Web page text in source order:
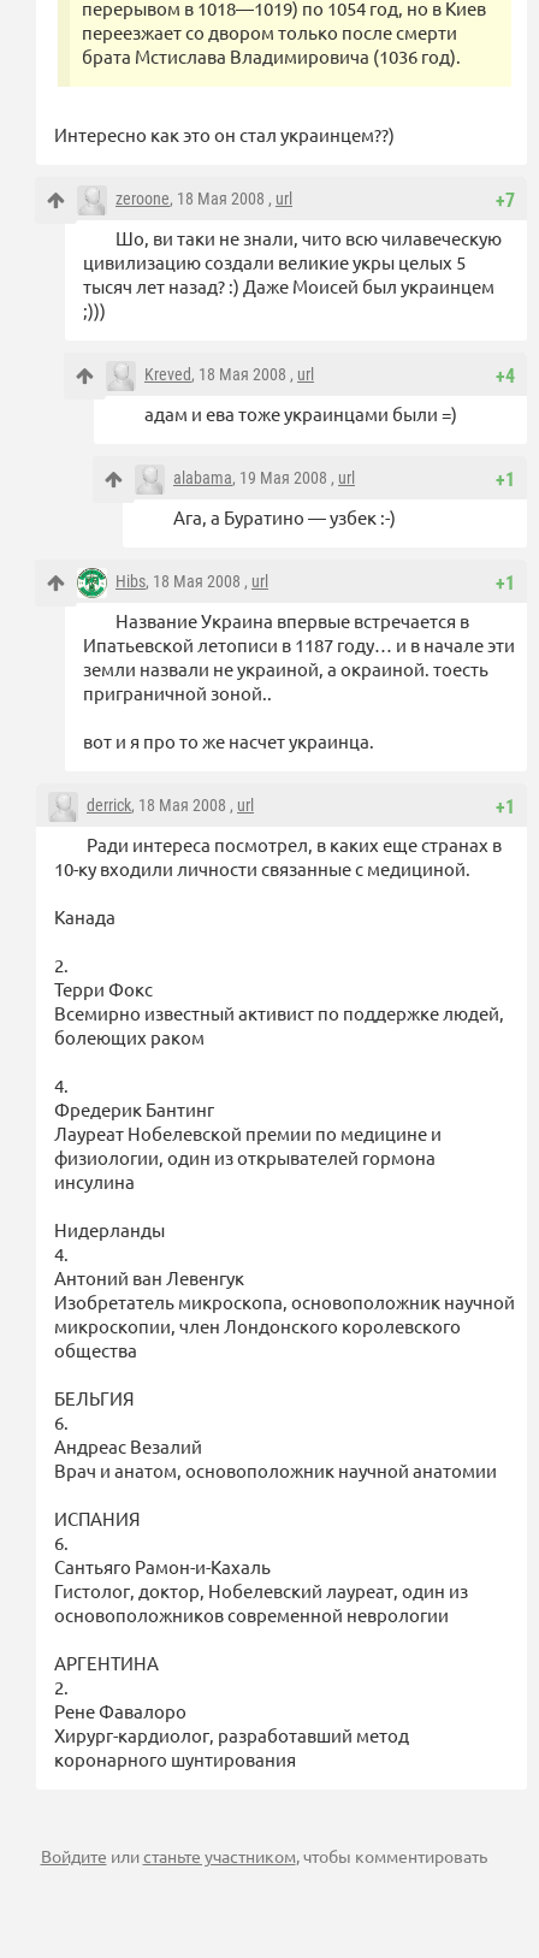
перерывом в 1018—1019) по 1054 год, но в Киев
переезжает со двором только после смерти
брата Мстислава Владимировича (1036 год).
Интересно как это он стал украинцем??)
+7
zeroone, 18 Мая 2008 , url
Шо, ви таки не знали, чито всю чилавеческую
цивилизацию создали великие укры целых 5
тысяч лет назад? :) Даже Моисей был украинцем
;)))
+4
Kreved, 18 Мая 2008 , url
адам и ева тоже украинцами были =)
+1
alabama, 19 Мая 2008 , url
Ага, а Буратино — узбек :-)
+1
Hibs, 18 Мая 2008 , url
Название Украина впервые встречается в
Ипатьевской летописи в 1187 году… и в начале эти
земли назвали не украиной, а окраиной. тоесть
приграничной зоной..
вот и я про то же насчет украинца.
+1
derrick, 18 Мая 2008 , url
Ради интереса посмотрел, в каких еще странах в
10-ку входили личности связанные с медициной.
Канада
2.
Терри Фокс
Всемирно известный активист по поддержке людей,
болеющих раком
4.
Фредерик Бантинг
Лауреат Нобелевской премии по медицине и
физиологии, один из открывателей гормона
инсулина
Нидерланды
4.
Антоний ван Левенгук
Изобретатель микроскопа, основоположник научной
микроскопии, член Лондонского королевского
общества
БЕЛЬГИЯ
6.
Андреас Везалий
Врач и анатом, основоположник научной анатомии
ИСПАНИЯ
6.
Сантьяго Рамон-и-Кахаль
Гистолог, доктор, Нобелевский лауреат, один из
основоположников современной неврологии
АРГЕНТИНА
2.
Рене Фавалоро
Хирург-кардиолог, разработавший метод
коронарного шунтирования
Войдите илистаньте участником, чтобы комментировать